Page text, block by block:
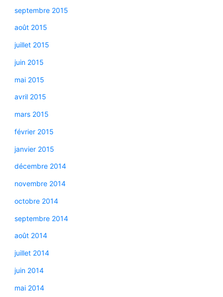
septembre 2015
août 2015
juillet 2015
juin 2015
mai 2015
avril 2015
mars 2015
février 2015
janvier 2015
décembre 2014
novembre 2014
octobre 2014
septembre 2014
août 2014
juillet 2014
juin 2014
mai 2014